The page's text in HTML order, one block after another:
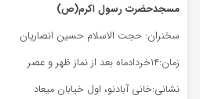
مسجدحضرت رسول اکرم(ص)
سخنران: حجت الاسلام حسین انصاریان
زمان:۱۴خردادماه بعد از نماز ظهر و عصر
نشانی:خانی آبادنو، اول خیابان میعاد